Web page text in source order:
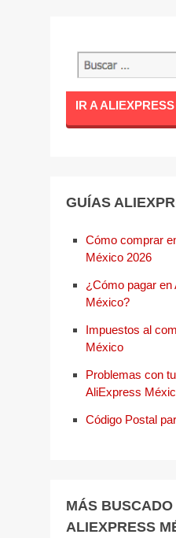
IR A
GUÍAS
Cómo comprar
México 2026
¿Cómo pagar
México?
Impuestos al
México
Problemas con
AliExpress
Código Postal
MÁS BUSCADO
ALIEXPRESS